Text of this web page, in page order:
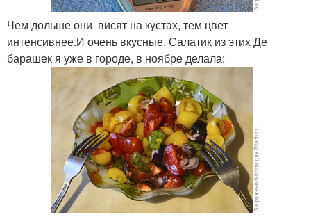
Чем дольше они висят на кустах, тем цвет
интенсивнее.И очень вкусные. Салатик из этих Де
барашек я уже в городе, в ноябре делала: